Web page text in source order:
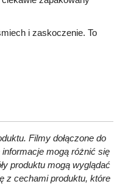
i zaskoczenie. To
Filmy dołączone do
mogą różnić się
produktu mogą wyglądać
z cechami produktu, które